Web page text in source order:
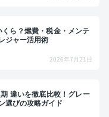
くら？燃費・税金・メンテ
ジャー活用術
2026年7月21日
違いを徹底比較！グレー
選びの攻略ガイド